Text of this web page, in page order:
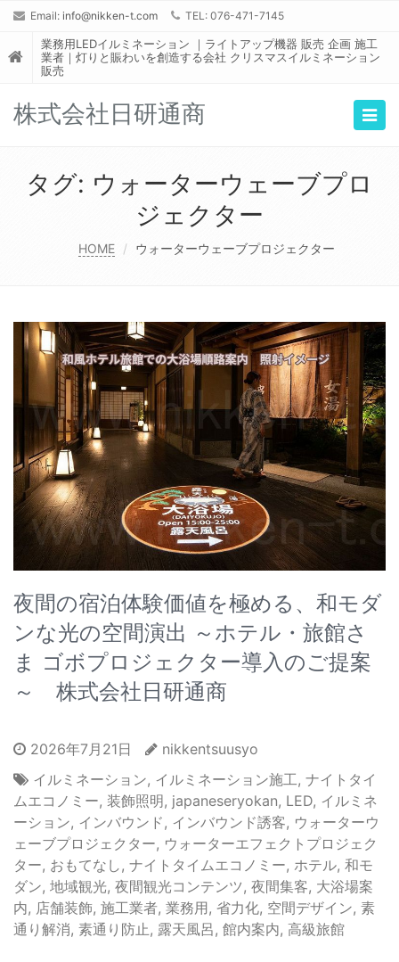
Email: info@nikken-t.com TEL: 076-471-7145
業務用LEDイルミネーション ｜ライトアップ機器 販売 企画 施工
業者｜灯りと賑わいを創造する会社 クリスマスイルミネーション
販売
株式会社日研通商
タグ: ウォーターウェーブプロ
ジェクター
HOME ウォーターウェーブプロジェクター
夜間の宿泊体験価値を極める、和モダ
ンな光の空間演出 ～ホテル・旅館さ
ま ゴボプロジェクター導入のご提案
～ 株式会社日研通商
2026年7月21日
nikkentsuusyo
イルミネーション, イルミネーション施工 , ナイトタイ
ムエコノミー, 装飾照明, japaneseryokan, LED, イルミネ
ーション, インバウンド , インバウンド誘客, ウォーターウ
ェーブプロジェクター, ウォーターエフェクトプロジェク
ター, おもてなし , ナイトタイムエコノミー, ホテル, 和モ
ダン, 地域観光, 夜間観光コンテンツ , 夜間集客, 大浴場案
内, 店舗装飾, 施工業者, 業務用, 省力化, 空間デザイン, 素
通り解消, 素通り防止 , 露天風呂 , 館内案内, 高級旅館